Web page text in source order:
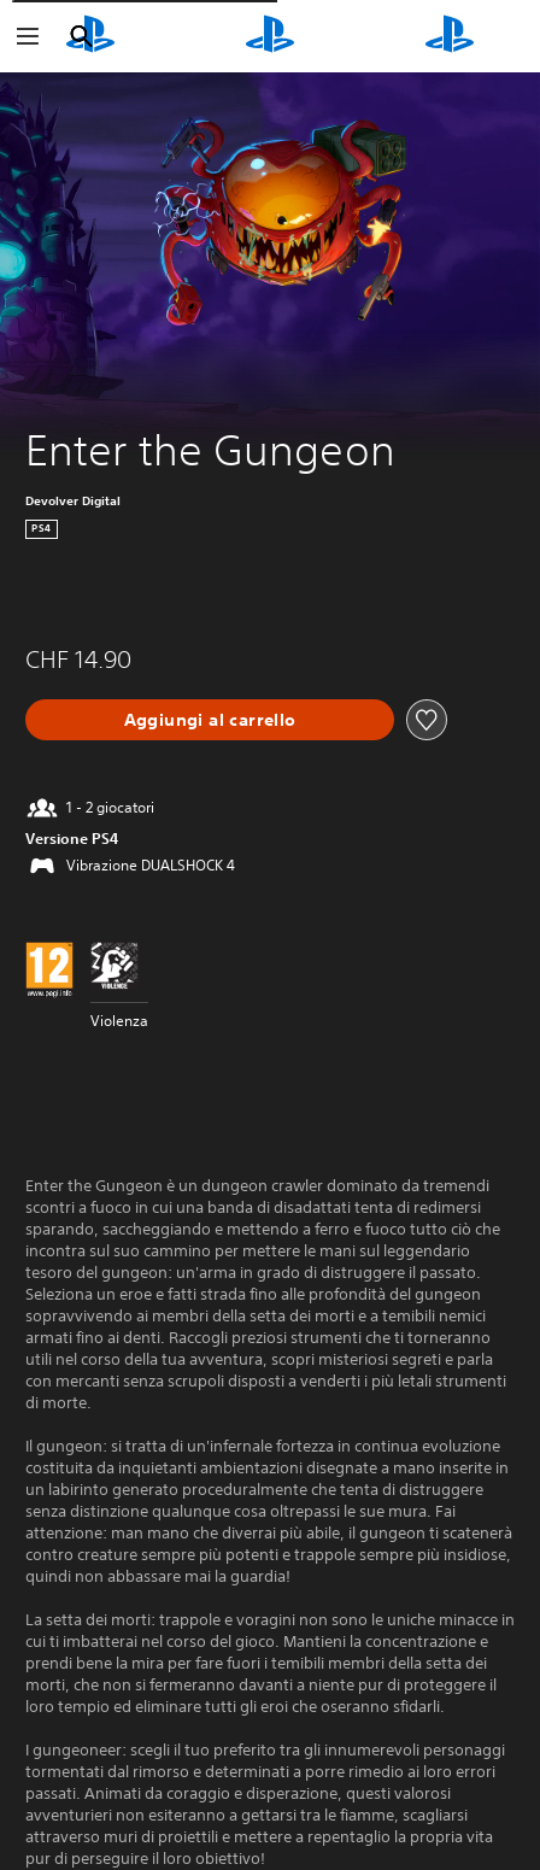
Cerca
Cerca
Cerca
Enter the Gungeon
Devolver Digital
PS4
CHF 14.90
Aggiungi al carrello
1 - 2 giocatori
Versione PS4
Vibrazione DUALSHOCK 4
Violenza
Enter the Gungeon è un dungeon crawler dominato da tremendi
scontri a fuoco in cui una banda di disadattati tenta di redimersi
sparando, saccheggiando e mettendo a ferro e fuoco tutto ciò che
incontra sul suo cammino per mettere le mani sul leggendario
tesoro del gungeon: un'arma in grado di distruggere il passato.
Seleziona un eroe e fatti strada fino alle profondità del gungeon
sopravvivendo ai membri della setta dei morti e a temibili nemici
armati fino ai denti. Raccogli preziosi strumenti che ti torneranno
utili nel corso della tua avventura, scopri misteriosi segreti e parla
con mercanti senza scrupoli disposti a venderti i più letali strumenti
di morte.
Il gungeon: si tratta di un'infernale fortezza in continua evoluzione
costituita da inquietanti ambientazioni disegnate a mano inserite in
un labirinto generato proceduralmente che tenta di distruggere
senza distinzione qualunque cosa oltrepassi le sue mura. Fai
attenzione: man mano che diverrai più abile, il gungeon ti scatenerà
contro creature sempre più potenti e trappole sempre più insidiose,
quindi non abbassare mai la guardia!
La setta dei morti: trappole e voragini non sono le uniche minacce in
cui ti imbatterai nel corso del gioco. Mantieni la concentrazione e
prendi bene la mira per fare fuori i temibili membri della setta dei
morti, che non si fermeranno davanti a niente pur di proteggere il
loro tempio ed eliminare tutti gli eroi che oseranno sfidarli.
I gungeoneer: scegli il tuo preferito tra gli innumerevoli personaggi
tormentati dal rimorso e determinati a porre rimedio ai loro errori
passati. Animati da coraggio e disperazione, questi valorosi
avventurieri non esiteranno a gettarsi tra le fiamme, scagliarsi
attraverso muri di proiettili e mettere a repentaglio la propria vita
pur di perseguire il loro obiettivo!